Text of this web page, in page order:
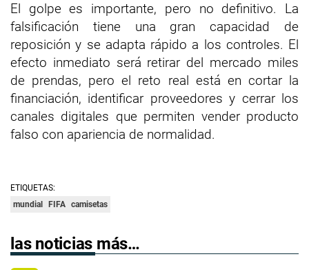
El golpe es importante, pero no definitivo. La
falsificación tiene una gran capacidad de
reposición y se adapta rápido a los controles. El
efecto inmediato será retirar del mercado miles
de prendas, pero el reto real está en cortar la
financiación, identificar proveedores y cerrar los
canales digitales que permiten vender producto
falso con apariencia de normalidad.
ETIQUETAS:
mundial
FIFA camisetas
las noticias más…